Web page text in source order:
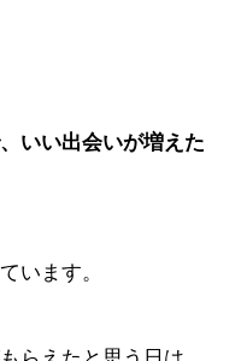
いい出会いが増えた
います。